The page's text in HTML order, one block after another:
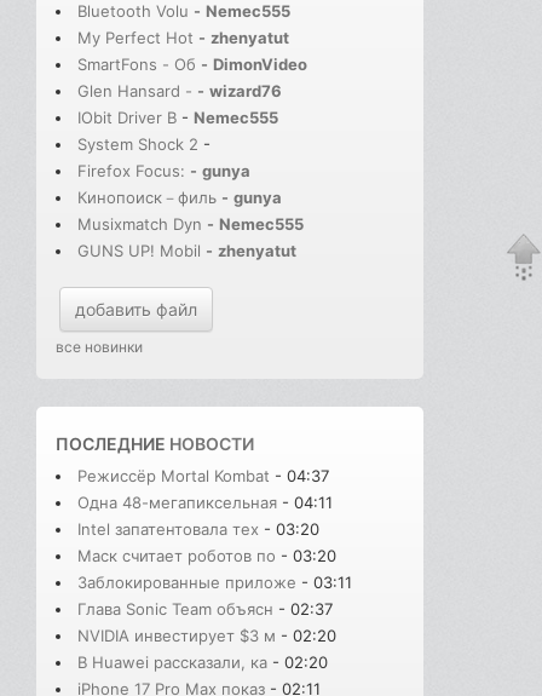
Bluetooth Volu - Nemec555
My Perfect Hot - zhenyatut
SmartFons - Об - DimonVideo
Glen Hansard - - wizard76
IObit Driver B - Nemec555
System Shock 2 -
Firefox Focus: - gunya
Кинопоиск－филь - gunya
Musixmatch Dyn - Nemec555
GUNS UP! Mobil - zhenyatut
добавить файл
все новинки
ПОСЛЕДНИЕ НОВОСТИ
Режиссёр Mortal Kombat - 04:37
Одна 48-мегапиксельная - 04:11
Intel запатентовала тех - 03:20
Маск считает роботов по - 03:20
Заблокированные приложе - 03:11
Глава Sonic Team объясн - 02:37
NVIDIA инвестирует $3 м - 02:20
В Huawei рассказали, ка - 02:20
iPhone 17 Pro Max показ - 02:11